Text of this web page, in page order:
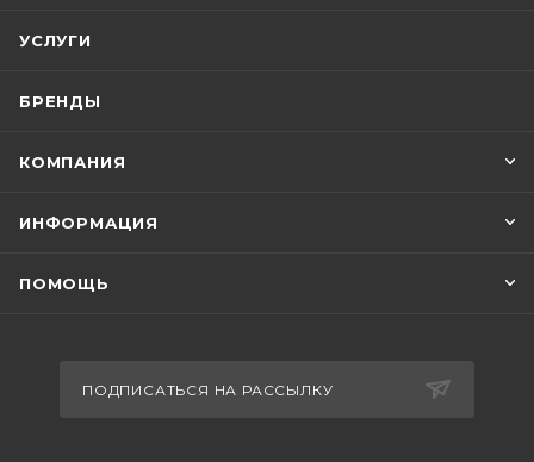
УСЛУГИ
БРЕНДЫ
КОМПАНИЯ
ИНФОРМАЦИЯ
ПОМОЩЬ
ПОДПИСАТЬСЯ НА РАССЫЛКУ